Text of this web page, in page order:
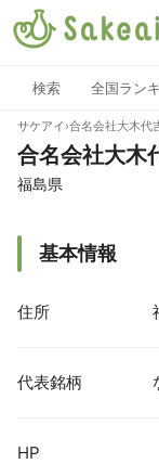
検索 全国ラン
サケアイ ›合名会社大木代
合名会社大木
福島県
基本情報
住所
代表銘柄
HP